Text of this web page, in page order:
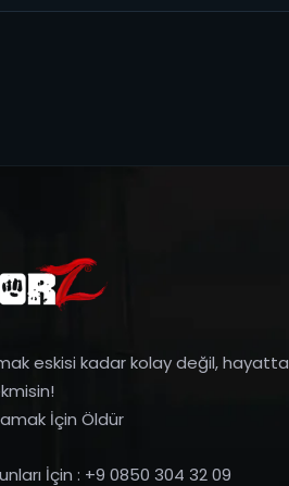
eskisi kadar kolay değil, hayatta
İçin Öldür
İçin : +9 0850 304 32 09